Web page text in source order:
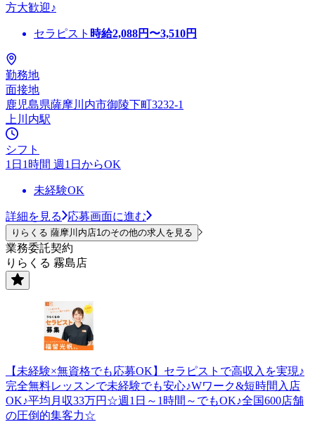
方大歓迎♪
セラピスト 時給2,088円〜3,510円
勤務地
面接地
鹿児島県薩摩川内市御陵下町3232-1
上川内駅
シフト
1日1時間 週1日からOK
未経験OK
詳細を見る 応募画面に進む
りらくる 薩摩川内店1のその他の求人を見る
業務委託契約
りらくる 霧島店
【未経験×無資格でも応募OK】セラピストで高収入を実現♪
完全無料レッスンで未経験でも安心♪Wワーク&短時間入店
OK♪平均月収33万円☆週1日～1時間～でもOK♪全国600店舗
の圧倒的集客力☆